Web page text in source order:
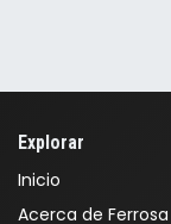
Explorar
Inicio
Acerca de Ferrosa